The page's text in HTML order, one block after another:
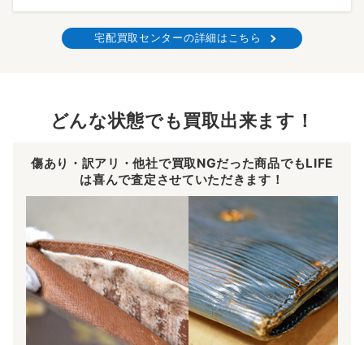
宅配買取センターの詳細はこちら
どんな状態でも買取出来ます！
傷あり・訳アリ・他社で買取NGだった商品でもLIFE
は喜んで査定させていただきます！